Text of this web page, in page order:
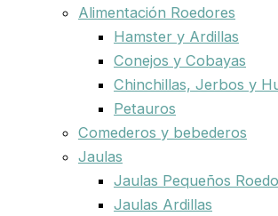
Alimentación Roedores
Hamster y Ardillas
Conejos y Cobayas
Chinchillas, Jerbos y
Petauros
Comederos y bebederos
Jaulas
Jaulas Pequeños
Jaulas Ardillas